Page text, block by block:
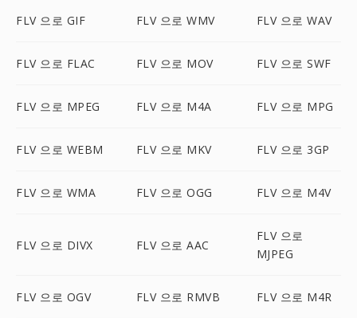
FLV 으로 GIF FLV 으로 WMV FLV 으로 WAV
FLV 으로 FLAC FLV 으로 MOV FLV 으로 SWF
FLV 으로 MPEG FLV 으로 M4A FLV 으로 MPG
FLV 으로 WEBM FLV 으로 MKV FLV 으로 3GP
FLV 으로 WMA FLV 으로 OGG FLV 으로 M4V
FLV 으로 DIVX FLV 으로 AAC
FLV 으로
MJPEG
FLV 으로 OGV FLV 으로 RMVB FLV 으로 M4R